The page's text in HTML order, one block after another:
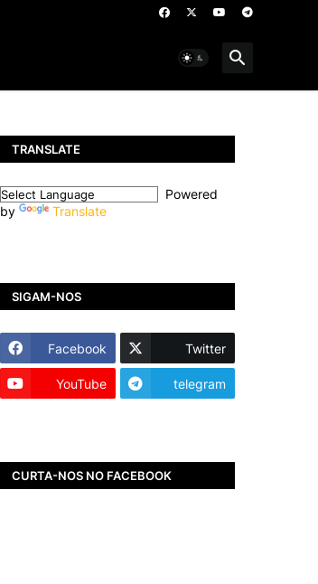
TRANSLATE
Powered
by
Translate
SIGAM-NOS
Facebook Twitter
YouTube telegram
CURTA-NOS NO FACEBOOK